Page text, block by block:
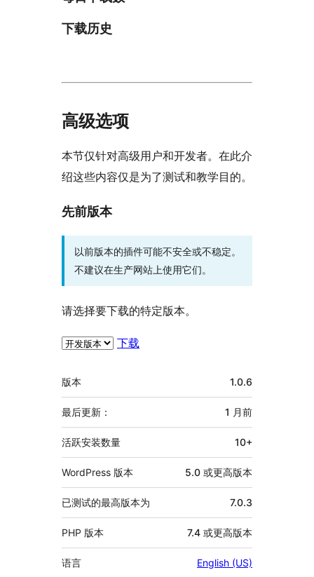
下载历史
高级选项
本节仅针对高级用户和开发者。在此介
绍这些内容仅是为了测试和教学目的。
先前版本
以前版本的插件可能不安全或不稳定。
不建议在生产网站上使用它们。
请选择要下载的特定版本。
下载
额
外
信
息
版本 1.0.6
最后更新： 1 月前
活跃安装数量 10+
WordPress 版本 5.0 或更高版本
已测试的最高版本为 7.0.3
PHP 版本 7.4 或更高版本
语言 English (US)